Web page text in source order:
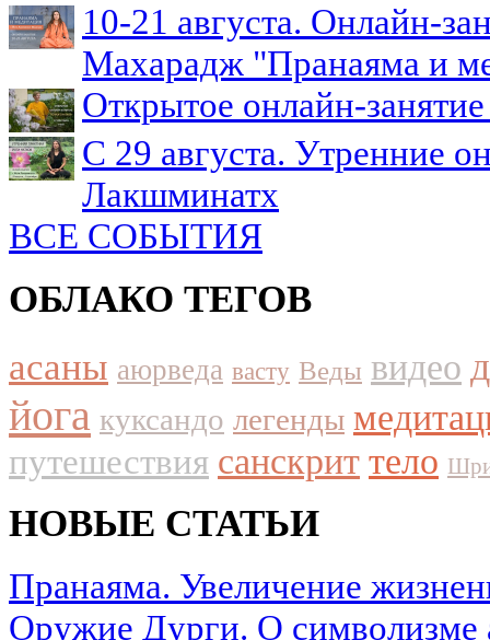
10-21 августа. Онлайн-
Махарадж "Пранаяма и
Открытое онлайн-
С 29 августа. Утренние
Лакшминатх
ВСЕ СОБЫТИЯ
ОБЛАКО ТЕГОВ
асаны аюрведа васту Веды видео
йога куксандо легенды
путешествия санскрит тело
НОВЫЕ СТАТЬИ
Пранаяма. Увеличение
Оружие Дурги. О символизме